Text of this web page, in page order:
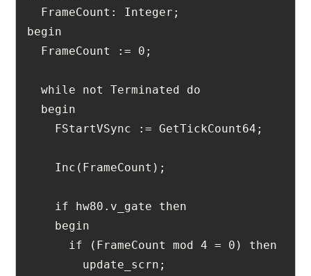
  FrameCount: Integer;
begin
  FrameCount := 0;
  while not Terminated do
  begin
    FStartVSync := GetTickCount64;
    Inc(FrameCount);
    if hw80.v_gate then
    begin
      if (FrameCount mod 4 = 0) then
        update_scrn;